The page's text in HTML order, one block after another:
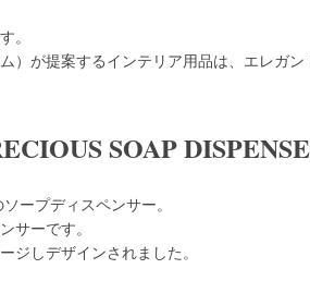
。
が提案するインテリア用品は、エレガン
SOAP
ープディスペンサー。
サーです。
ジしデザインされました。